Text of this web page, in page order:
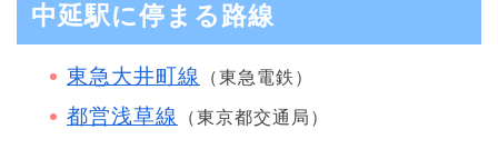
中延駅に停まる路線
東急大井町線 （東急電鉄）
都営浅草線 （東京都交通局）